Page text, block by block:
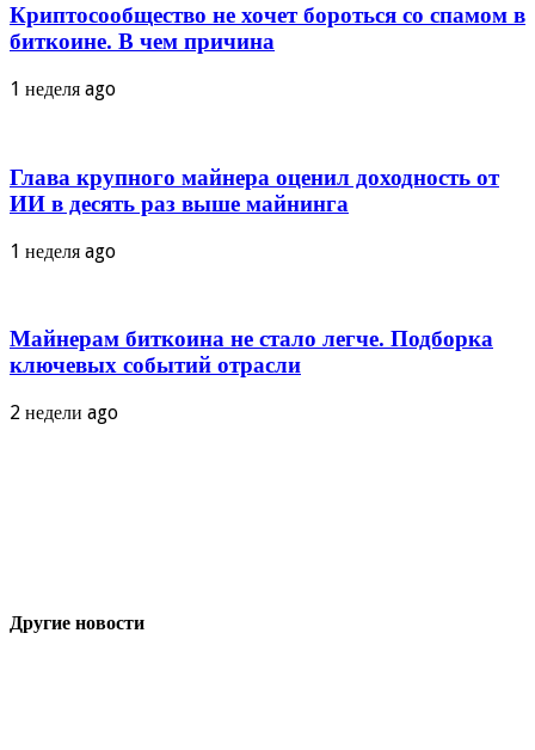
Криптосообщество не хочет бороться со спамом в
биткоине. В чем причина
1 неделя ago
Глава крупного майнера оценил доходность от
ИИ в десять раз выше майнинга
1 неделя ago
Майнерам биткоина не стало легче. Подборка
ключевых событий отрасли
2 недели ago
Другие новости